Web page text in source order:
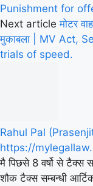
Punishment for
Next article मोटर
मुकाबला | MV Act,
trials of speed.
Rahul Pal
https://
मै पिछसे 8 वर्षो से टैक्स
शौक टैक्स सम्बन्धी